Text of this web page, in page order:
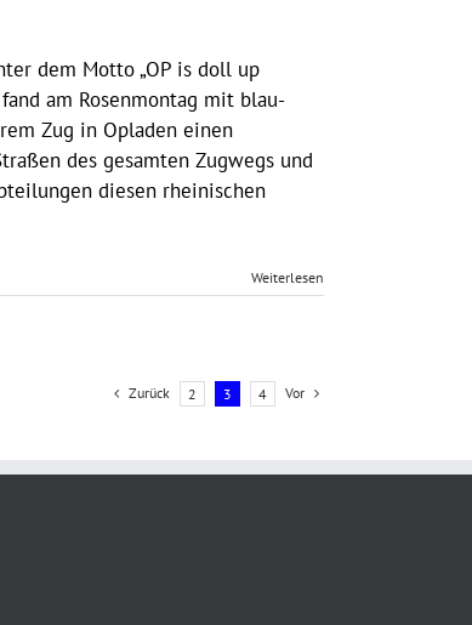
dem Motto „OP is doll up
am Rosenmontag mit blau-
Zug in Opladen einen
des gesamten Zugwegs und
diesen rheinischen
Weiterlesen
Zurück 2 3 4 Vor